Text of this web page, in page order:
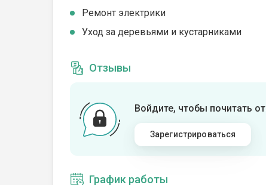
Ремонт электрики
Уход за деревьями и кустарниками
Отзывы
Войдите, чтобы почитать
Зарегистрироваться
График работы